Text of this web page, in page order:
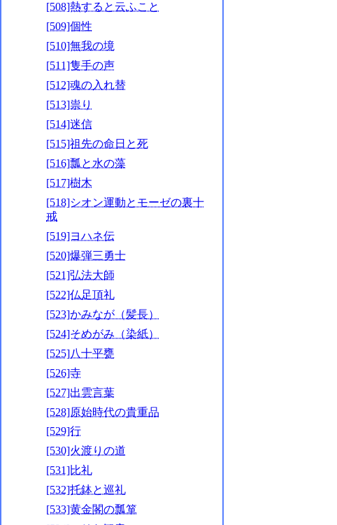
[508]熱すると云ふこと
[509]個性
[510]無我の境
[511]隻手の声
[512]魂の入れ替
[513]祟り
[514]迷信
[515]祖先の命日と死
[516]瓢と水の藻
[517]樹木
[518]シオン運動とモーゼの裏十
戒
[519]ヨハネ伝
[520]爆弾三勇士
[521]弘法大師
[522]仏足頂礼
[523]かみなが（髪長）
[524]そめがみ（染紙）
[525]八十平甕
[526]寺
[527]出雲言葉
[528]原始時代の貴重品
[529]行
[530]火渡りの道
[531]比礼
[532]托鉢と巡礼
[533]黄金閣の瓢箪